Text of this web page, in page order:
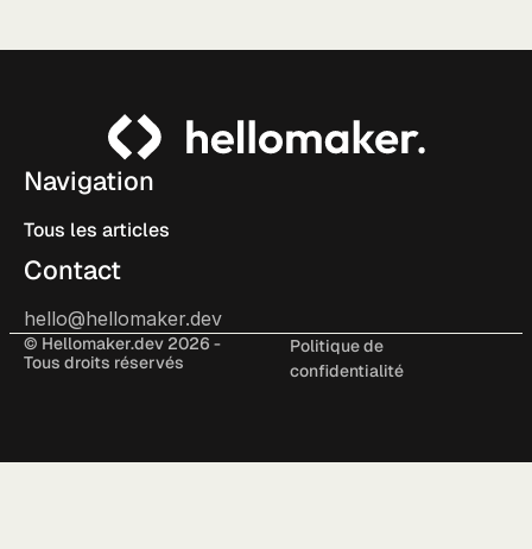
Navigation
Tous les articles
Contact
hello@hellomaker.dev
© Hellomaker.dev 2026 -
Tous droits réservés
Politique de
confidentialité